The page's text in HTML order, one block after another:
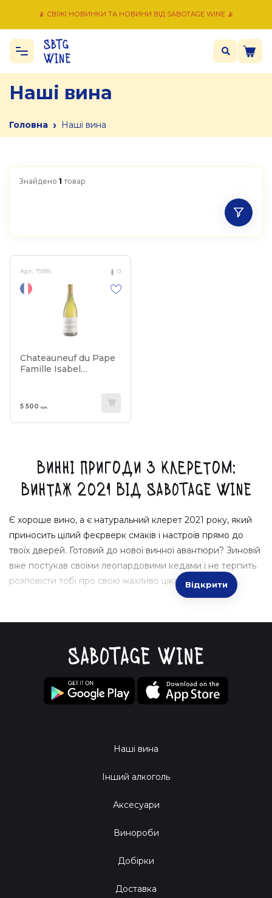
📡 СВІЖІ НОВИНКИ ТА НОВИНИ ВІД SABOTAGE WINE 📡
Наші вина
Головна › Наші вина
Знайдено 1 товар
Арт.: T5915 0
Chateauneuf du Pape
Famille Isabel
5 500 грн.
Винні пригоди з клеретом:
Винтаж 2021 від Sabotage Wine
Є хороше вино, а є натуральний клерет 2021 року, який
приносить цілий феєрверк смаків і настроїв прямо до
твоїх дверей. Готовий до нової винної авантюри? Зиновій
вже постукав своїми леопардовими кедами і не терпить
розповісти тобі про свою жахливо цікаву нову
Відкрити
Наші вина
Інший алкоголь
Аксесуари
Винороби
Добірки
Доставка